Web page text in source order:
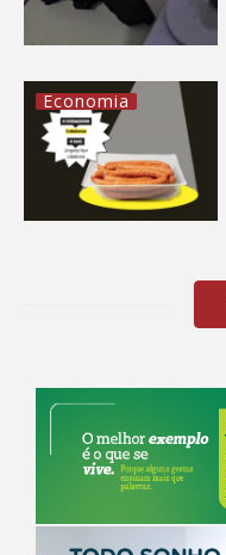
Economia